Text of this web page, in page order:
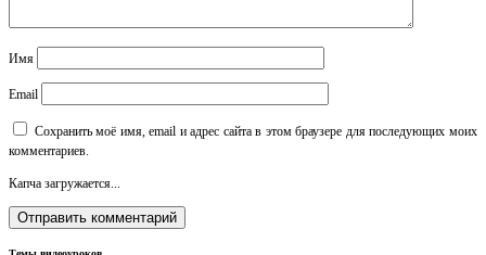
Имя
Email
Сохранить моё имя, email и адрес сайта в этом браузере для последующих моих
комментариев.
Капча загружается...